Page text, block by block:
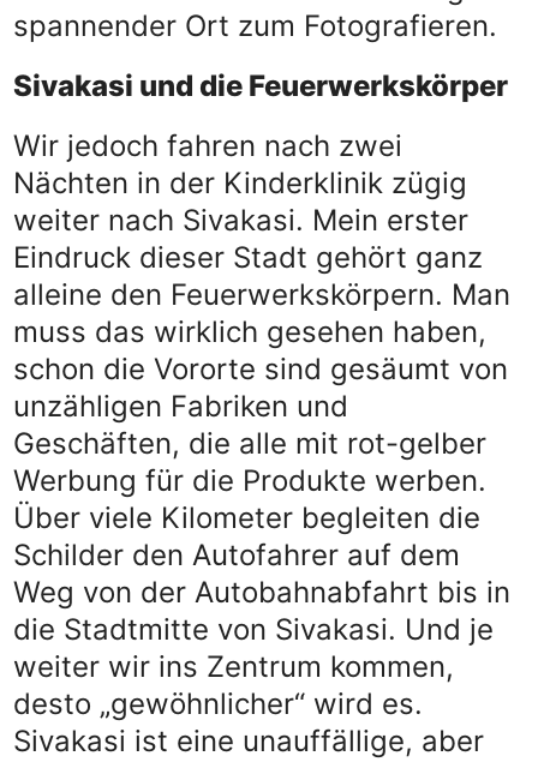
spannender Ort zum Fotografieren.
Sivakasi und die Feuerwerkskörper
Wir jedoch fahren nach zwei
Nächten in der Kinderklinik zügig
weiter nach Sivakasi. Mein erster
Eindruck dieser Stadt gehört ganz
alleine den Feuerwerkskörpern. Man
muss das wirklich gesehen haben,
schon die Vororte sind gesäumt von
unzähligen Fabriken und
Geschäften, die alle mit rot-gelber
Werbung für die Produkte werben.
Über viele Kilometer begleiten die
Schilder den Autofahrer auf dem
Weg von der Autobahnabfahrt bis in
die Stadtmitte von Sivakasi. Und je
weiter wir ins Zentrum kommen,
desto „gewöhnlicher“ wird es.
Sivakasi ist eine unauffällige, aber